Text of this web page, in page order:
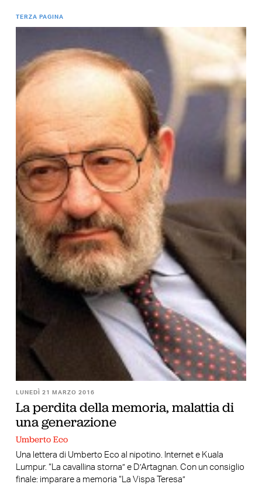
TERZA PAGINA
LUNEDÌ 21 MARZO 2016
La perdita della memoria, malattia di
una generazione
Umberto Eco
Una lettera di Umberto Eco al nipotino. Internet e Kuala
Lumpur. “La cavallina storna” e D’Artagnan. Con un consiglio
finale: imparare a memoria “La Vispa Teresa”